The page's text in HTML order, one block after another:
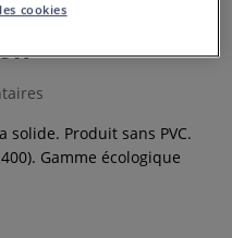
Bic
solide. Produit sans PVC.
Gamme écologique
cookies